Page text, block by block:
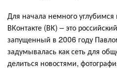
Для начала немного
ВКонтакте (ВК) – это
запущенный в 2006 году
задумывалась как сеть для
делиться новостями,